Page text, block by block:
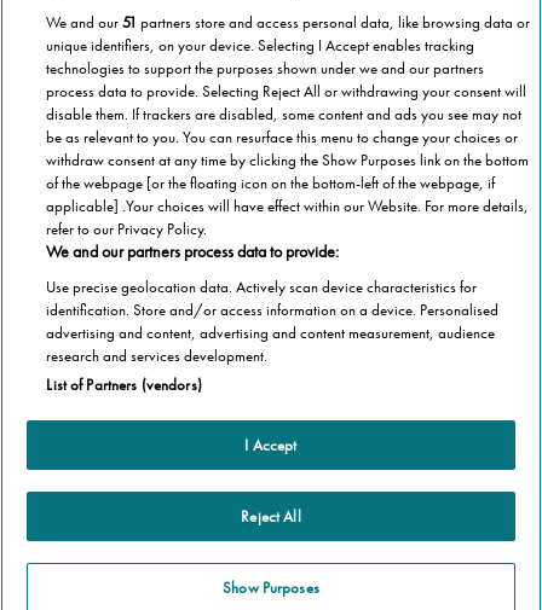
Categorie
Casa
Terza Età
Cookie Policy
Privacy Policy
Altre informazioni
Stannah @ 2026
We and our51 partners store and access personal data, like browsing data or
unique identifiers, on your device. Selecting I Accept enables tracking
technologies to support the purposes shown under we and our partners
process data to provide. Selecting Reject All or withdrawing your consent will
disable them. If trackers are disabled, some content and ads you see may not
be as relevant to you. You can resurface this menu to change your choices or
withdraw consent at any time by clicking the Show Purposes link on the bottom
of the webpage [or the floating icon on the bottom-left of the webpage, if
applicable] .Your choices will have effect within our Website. For more details,
refer to our Privacy Policy.
We and our partners process data to provide:
Use precise geolocation data. Actively scan device characteristics for
identification. Store and/or access information on a device. Personalised
advertising and content, advertising and content measurement, audience
research and services development.
List of Partners (vendors)
I Accept
Reject All
Show Purposes